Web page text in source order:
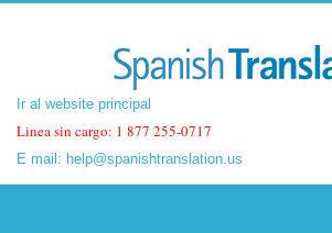
Ir al website principal
Linea sin cargo: 1 877 255-0717
E mail: help@spanishtranslation.us
Ir al website principal
Linea sin cargo: 1 877 255-0717
E mail: help@spanishtranslation.us
Spanish Translation Blog